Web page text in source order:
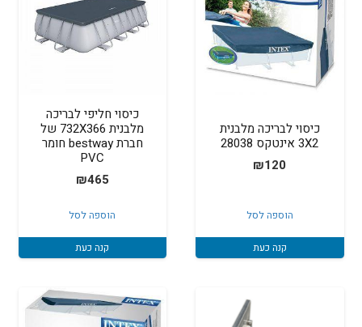
כיסוי לבריכה מלבנית
3X2 אינטקס 28038
₪120
הוספה לסל
קנה כעת
כיסוי חליפי לבריכה
מלבנית 732X366 של
חברת bestway חומר
PVC
₪465
הוספה לסל
קנה כעת